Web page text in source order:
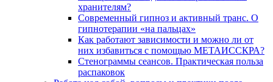
хранителям?
Современный гипноз и активный транс. О
гипнотерапии «на пальцах»
Как работают зависимости и можно ли от
них избавиться с помощью МЕТАИССКРА?
Стенограммы сеансов. Практическая польза
распаковок